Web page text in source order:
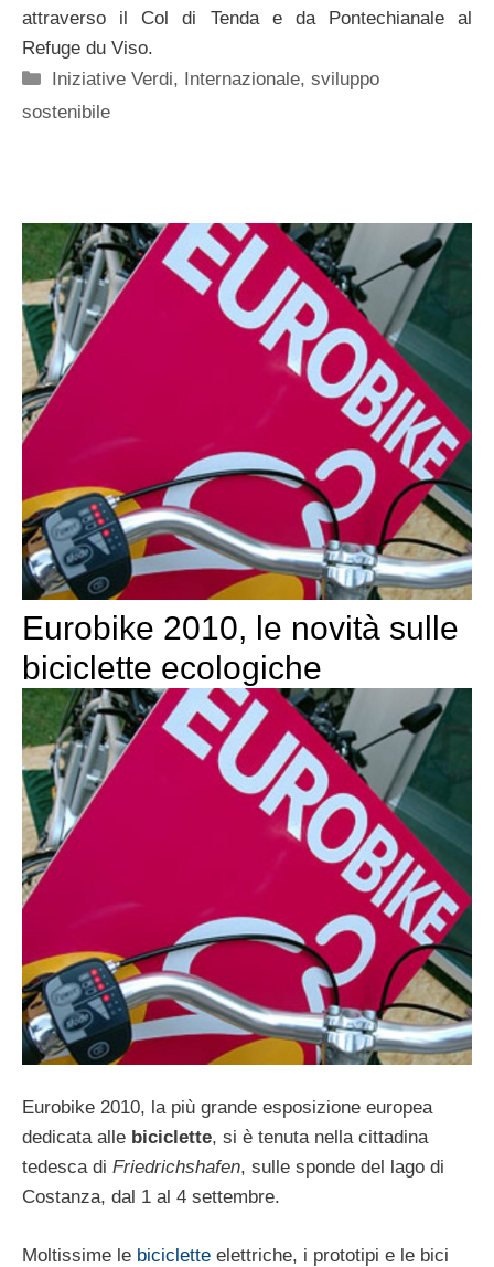
attraverso il Col di Tenda e da Pontechianale al
Refuge du Viso.
Categorie
Iniziative Verdi, Internazionale,sviluppo
sostenibile
Eurobike 2010, le novità sulle
biciclette ecologiche
Eurobike 2010, la più grande esposizione europea
dedicata alle biciclette, si è tenuta nella cittadina
tedesca di Friedrichshafen, sulle sponde del lago di
Costanza, dal 1 al 4 settembre.
Moltissime le biciclette elettriche, i prototipi e le bici